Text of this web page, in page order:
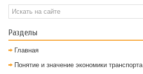
Разделы
Главная
Понятие и значение экономики транспорта